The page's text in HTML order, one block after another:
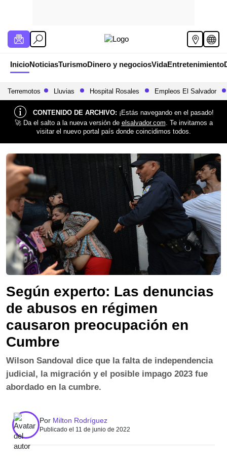
InicioNoticiasTurismoDinero y negociosVidaEntretenimiento
Terremotos Lluvias Hospital Rosales Empleos El Salvador
CONTENIDO DE ARCHIVO: ¡Estás navegando en el pasado!
🚀 Da el salto a la nueva versión de elsalvador.com. Te invitamos a
visitar el nuevo portal país donde coincidimos todos.
Según experto: Las denuncias
de abusos en régimen
causaron preocupación en
Cumbre
Wilson Sandoval dice que la falta de independencia
judicial, la migración y el posible impago 2023 fue
abordado en la cumbre.
Por Milton Rodríguez
Publicado el 11 de junio de 2022